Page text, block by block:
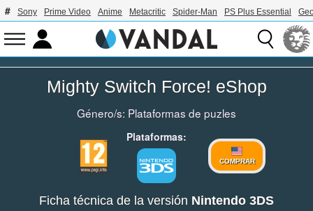
Sony Prime Video Anime Metacritic Spider-Man PS Plus Essential
Mighty Switch Force! eShop
Género/s: Plataformas de puzles
Plataformas:
COMPRAR
Ficha técnica de la versión Nintendo 3DS